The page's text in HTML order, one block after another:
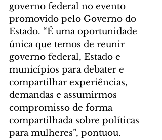
governo federal no evento
promovido pelo Governo do
Estado. “É uma oportunidade
única que temos de reunir
governo federal, Estado e
municípios para debater e
compartilhar experiências,
demandas e assumirmos
compromisso de forma
compartilhada sobre políticas
para mulheres”, pontuou.